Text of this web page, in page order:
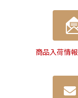
商品入荷情報